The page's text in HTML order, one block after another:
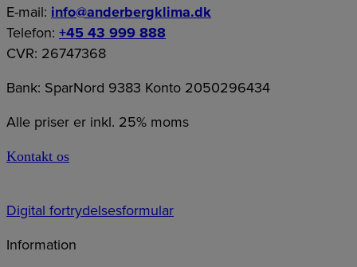
E-mail: info@anderbergklima.dk
Telefon: +45 43 999 888
CVR: 26747368
Bank: SparNord 9383 Konto 2050296434
Alle priser er inkl. 25% moms
Kontakt os
Digital fortrydelsesformular
Information